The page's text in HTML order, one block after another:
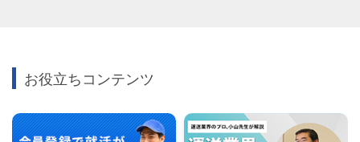
お役立ちコンテンツ